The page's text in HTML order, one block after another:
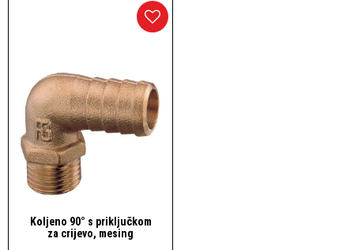
Brzi pogled
Koljeno 90° s priključkom
za crijevo, mesing